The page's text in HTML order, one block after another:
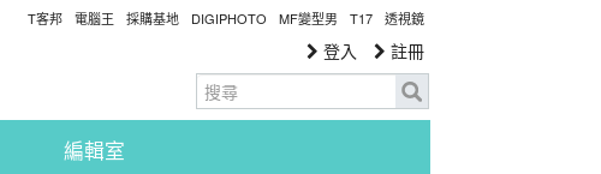
T客邦 電腦王 採購基地 DIGIPHOTO MF變型男 T17 透視鏡
登入 註冊
編輯室